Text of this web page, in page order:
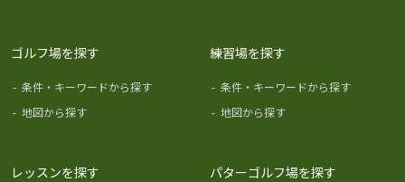
ゴルフ場を探す
- 条件・キーワードから探す
- 地図から探す
練習場を探す
- 条件・キーワードから探す
- 地図から探す
レッスンを探す パターゴルフ場を探す